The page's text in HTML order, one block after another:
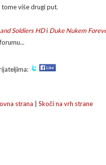
više drugi put.
Soldiers HDi Duke Nukem
strana Skoči na vrh strane